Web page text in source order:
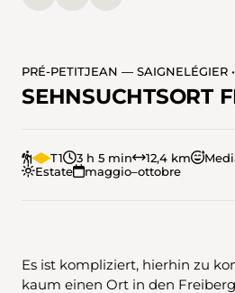
PRÉ-PETITJEAN — SAIGNELÉGIER
SEHNSUCHTSORT
T1 3 h 5 min 12,4 km
Estate
maggio–ottobre
Es ist kompliziert, hierhin zu
kaum einen Ort in den